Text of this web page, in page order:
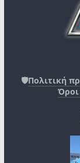
🛡️Πολιτική